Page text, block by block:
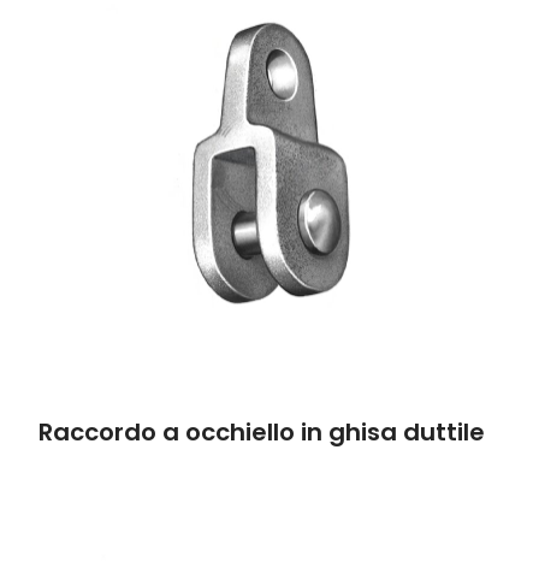
Raccordo a occhiello in ghisa duttile